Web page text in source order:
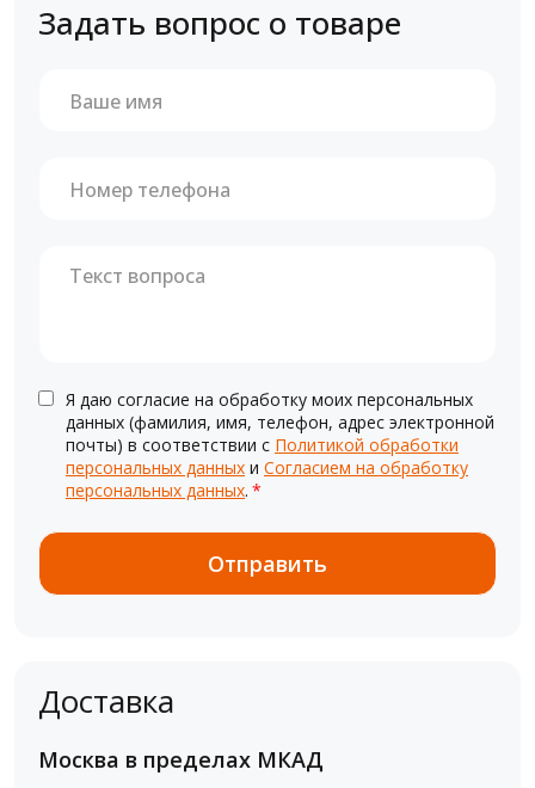
Задать вопрос о товаре
Я даю согласие на обработку моих персональных
данных (фамилия, имя, телефон, адрес электронной
почты) в соответствии с Политикой обработки
персональных данных и Согласием на обработку
персональных данных. *
Доставка
Москва в пределах МКАД